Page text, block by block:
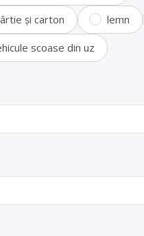
și carton lemn
scoase din uz